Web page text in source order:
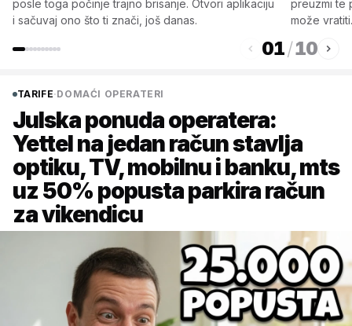
posle toga počinje trajno brisanje. Otvori aplikaciju
i sačuvaj ono što ti znači, još danas.
preuzmi te
može vratiti.
01/10
TARIFE·DOMAĆI OPERATERI
Julska ponuda operatera:
Yettel na jedan račun stavlja
optiku, TV, mobilnu i banku, mts
uz 50% popusta parkira račun
za vikendicu